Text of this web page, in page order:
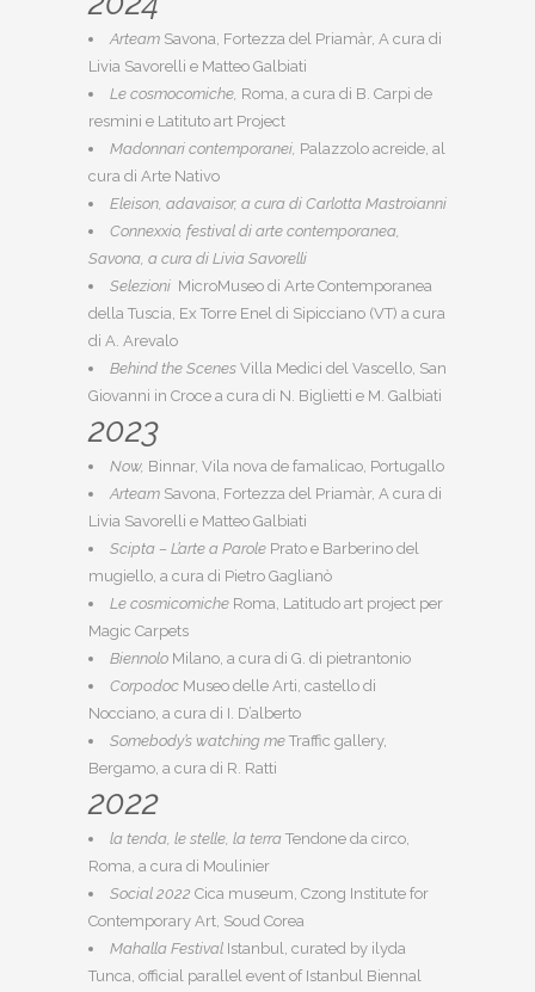
Arteam Savona, Fortezza del Priamàr, A cura di
Livia Savorelli e Matteo Galbiati
Le cosmocomiche, Roma, a cura di B. Carpi de
resmini e Latituto art Project
Madonnari contemporanei, Palazzolo acreide, al
cura di Arte Nativo
Eleison, adavaisor, a cura di Carlotta Mastroianni
Connexxio, festival di arte contemporanea,
Savona, a cura di Livia Savorelli
Selezioni MicroMuseo di Arte Contemporanea
della Tuscia, Ex Torre Enel di Sipicciano (VT) a cura
di A. Arevalo
Behind the Scenes Villa Medici del Vascello, San
Giovanni in Croce a cura di N. Biglietti e M. Galbiati
2023
Now, Binnar, Vila nova de famalicao, Portugallo
Arteam Savona, Fortezza del Priamàr, A cura di
Livia Savorelli e Matteo Galbiati
Scipta – L’arte a Parole Prato e Barberino del
mugiello, a cura di Pietro Gaglianò
Le cosmicomiche Roma, Latitudo art project per
Magic Carpets
Biennolo Milano, a cura di G. di pietrantonio
Corpo.doc Museo delle Arti, castello di
Nocciano, a cura di I. D’alberto
Somebody’s watching me Traffic gallery,
Bergamo, a cura di R. Ratti
2022
la tenda, le stelle, la terra Tendone da circo,
Roma, a cura di Moulinier
Social 2022 Cica museum, Czong Institute for
Contemporary Art, Soud Corea
Mahalla Festival Istanbul, curated by ilyda
Tunca, official parallel event of Istanbul Biennal